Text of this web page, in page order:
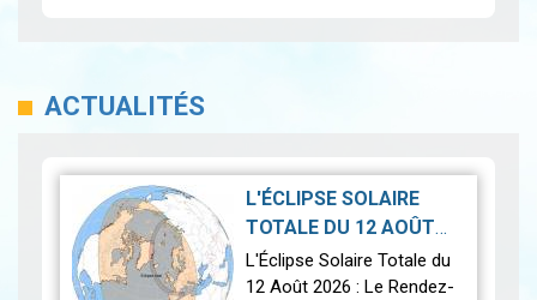
ACTUALITÉS
L'ÉCLIPSE SOLAIRE
TOTALE DU 12 AOÛT
2026|2026-07-21
L'Éclipse Solaire Totale du
12 Août 2026 : Le Rendez-